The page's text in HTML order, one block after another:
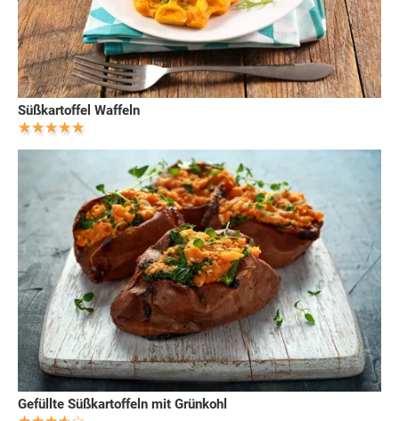
Süßkartoffel Waffeln
Gefüllte Süßkartoffeln mit Grünkohl